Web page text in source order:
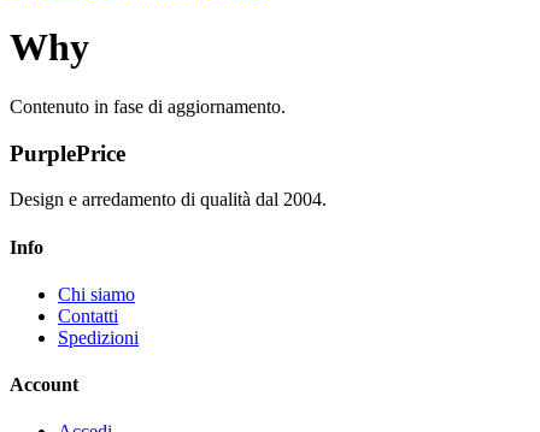
Why
Contenuto in fase di aggiornamento.
PurplePrice
Design e arredamento di qualità dal 2004.
Info
Chi siamo
Contatti
Spedizioni
Account